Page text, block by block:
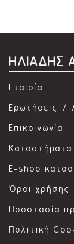
ΗΛΙΑΔΗΣ
Εταιρία
Ερωτήσεις /
Επικοινωνία
Καταστήματα
E-shop
Όροι χρήσης
Προστασία
Πολιτική